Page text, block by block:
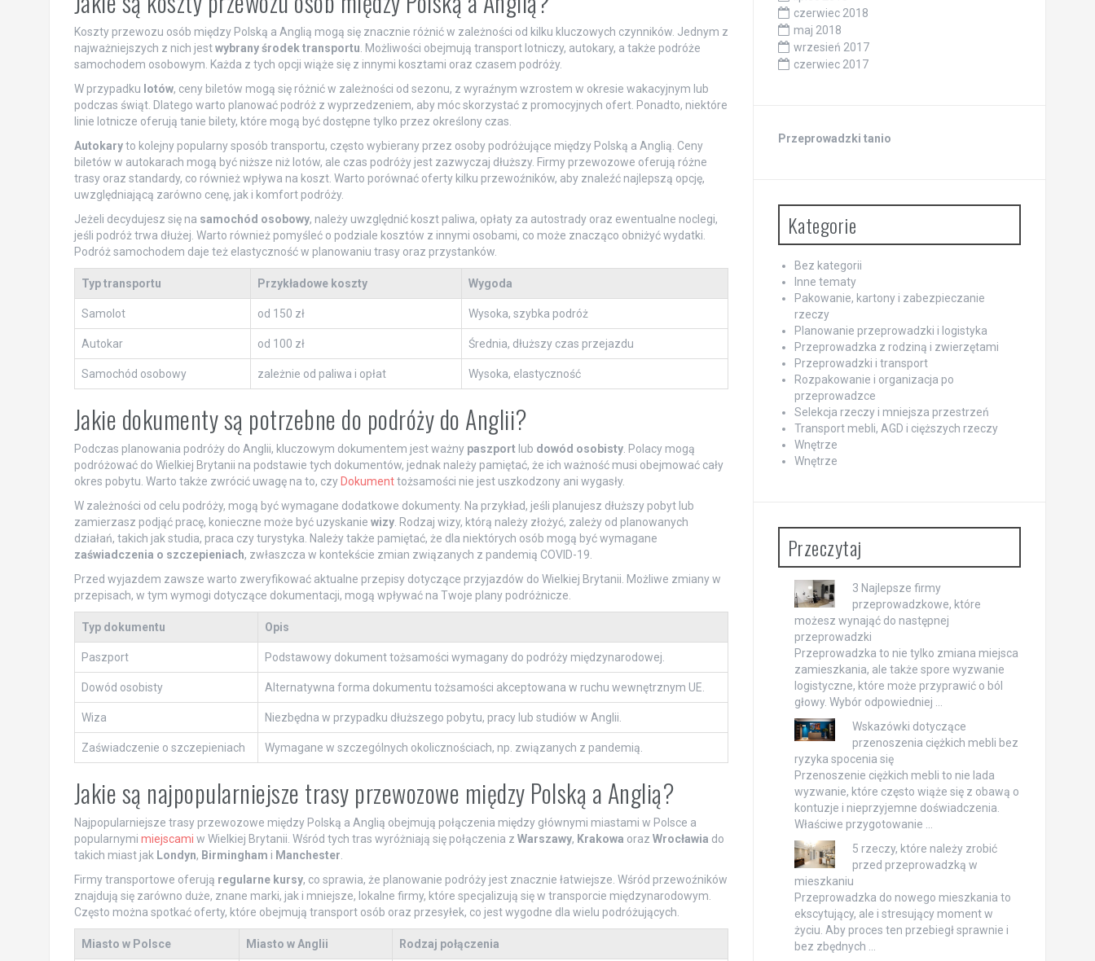
Koszty przewozu osób między Polską a Anglią mogą się znacznie różnić w zależności od kilku kluczowych czynników. Jednym z
najważniejszych z nich jestwybrany środek transportu . Możliwości obejmują transport lotniczy, autokary, a także podróże
samochodem osobowym. Każda z tych opcji wiąże się z innymi kosztami oraz czasem podróży.
W przypadku lotów, ceny biletów mogą się różnić w zależności od sezonu, z wyraźnym wzrostem w okresie wakacyjnym lub
podczas świąt. Dlatego warto planować podróż z wyprzedzeniem, aby móc skorzystać z promocyjnych ofert. Ponadto, niektóre
linie lotnicze oferują tanie bilety, które mogą być dostępne tylko przez określony czas.
Autokaryto kolejny popularny sposób transportu, często wybierany przez osoby podróżujące między Polską a Anglią. Ceny
biletów w autokarach mogą być niższe niż lotów, ale czas podróży jest zazwyczaj dłuższy. Firmy przewozowe oferują różne
trasy oraz standardy, co również wpływa na koszt. Warto porównać oferty kilku przewoźników, aby znaleźć najlepszą opcję,
uwzględniającą zarówno cenę, jak i komfort podróży.
Jeżeli decydujesz się na samochód osobowy, należy uwzględnić koszt paliwa, opłaty za autostrady oraz ewentualne noclegi,
jeśli podróż trwa dłużej. Warto również pomyśleć o podziale kosztów z innymi osobami, co może znacząco obniżyć wydatki.
Podróż samochodem daje też elastyczność w planowaniu trasy oraz przystanków.
Typ transportu Przykładowe koszty Wygoda
Samolot od 150 zł Wysoka, szybka podróż
Autokar od 100 zł Średnia, dłuższy czas przejazdu
Samochód osobowy zależnie od paliwa i opłat Wysoka, elastyczność
Jakie dokumenty są potrzebne do podróży do Anglii?
Podczas planowania podróży do Anglii, kluczowym dokumentem jest ważny paszportlub dowód osobisty. Polacy mogą
podróżować do Wielkiej Brytanii na podstawie tych dokumentów, jednak należy pamiętać, że ich ważność musi obejmować cały
okres pobytu. Warto także zwrócić uwagę na to, czy Dokumenttożsamości nie jest uszkodzony ani wygasły.
W zależności od celu podróży, mogą być wymagane dodatkowe dokumenty. Na przykład, jeśli planujesz dłuższy pobyt lub
zamierzasz podjąć pracę, konieczne może być uzyskanie wizy. Rodzaj wizy, którą należy złożyć, zależy od planowanych
działań, takich jak studia, praca czy turystyka. Należy także pamiętać, że dla niektórych osób mogą być wymagane
zaświadczenia o szczepieniach, zwłaszcza w kontekście zmian związanych z pandemią COVID-19.
Przed wyjazdem zawsze warto zweryfikować aktualne przepisy dotyczące przyjazdów do Wielkiej Brytanii. Możliwe zmiany w
przepisach, w tym wymogi dotyczące dokumentacji, mogą wpływać na Twoje plany podróżnicze.
Typ dokumentu Opis
Paszport Podstawowy dokument tożsamości wymagany do podróży międzynarodowej.
Dowód osobisty Alternatywna forma dokumentu tożsamości akceptowana w ruchu wewnętrznym UE.
Wiza Niezbędna w przypadku dłuższego pobytu, pracy lub studiów w Anglii.
Zaświadczenie o szczepieniach Wymagane w szczególnych okolicznościach, np. związanych z pandemią.
Jakie są najpopularniejsze trasy przewozowe między Polską a Anglią?
Najpopularniejsze trasy przewozowe między Polską a Anglią obejmują połączenia między głównymi miastami w Polsce a
popularnymi miejscami w Wielkiej Brytanii. Wśród tych tras wyróżniają się połączenia z Warszawy, Krakowa oraz Wrocławia do
takich miast jak Londyn, Birmingham i Manchester
Firmy transportowe oferują regularne kursy, co sprawia, że planowanie podróży jest znacznie łatwiejsze. Wśród przewoźników
znajdują się zarówno duże, znane marki, jak i mniejsze, lokalne firmy, które specjalizują się w transporcie międzynarodowym.
Często można spotkać oferty, które obejmują transport osób oraz przesyłek, co jest wygodne dla wielu podróżujących.
Miasto w Polsce Miasto w Anglii Rodzaj połączenia
czerwiec 2018
maj 2018
wrzesień 2017
czerwiec 2017
Przeprowadzki tanio
Kategorie
Bez kategorii
Inne tematy
Pakowanie, kartony i zabezpieczanie
rzeczy
Planowanie przeprowadzki i logistyka
Przeprowadzka z rodziną i zwierzętami
Przeprowadzki i transport
Rozpakowanie i organizacja po
przeprowadzce
Selekcja rzeczy i mniejsza przestrzeń
Transport mebli, AGD i cięższych rzeczy
Wnętrze
Wnętrze
Przeczytaj
3 Najlepsze firmy
przeprowadzkowe, które
możesz wynająć do następnej
przeprowadzki
Przeprowadzka to nie tylko zmiana miejsca
zamieszkania, ale także spore wyzwanie
logistyczne, które może przyprawić o ból
głowy. Wybór odpowiedniej …
Wskazówki dotyczące
przenoszenia ciężkich mebli bez
ryzyka spocenia się
Przenoszenie ciężkich mebli to nie lada
wyzwanie, które często wiąże się z obawą o
kontuzje i nieprzyjemne doświadczenia.
Właściwe przygotowanie …
5 rzeczy, które należy zrobić
przed przeprowadzką w
mieszkaniu
Przeprowadzka do nowego mieszkania to
ekscytujący, ale i stresujący moment w
życiu. Aby proces ten przebiegł sprawnie i
bez zbędnych …